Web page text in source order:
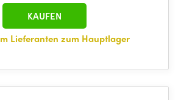
Lieferanten zum Hauptlager
KAUFEN